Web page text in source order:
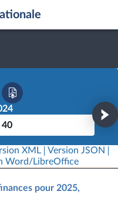
40
XML
Version JSON
Word/LibreOffice
pour 2025,